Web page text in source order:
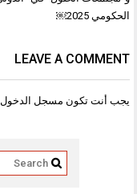
الحكومي 2025￼
LEAVE A COMMENT
يجب أنت تكون مسجل الدخول